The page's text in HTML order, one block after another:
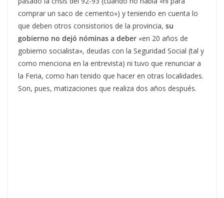
comprar un saco de cemento») y teniendo en cuenta lo
que deben otros consistorios de la provincia, su
gobierno no dejó nóminas a deber «en 20 años de
gobierno socialista», deudas con la Seguridad Social (tal y
como menciona en la entrevista) ni tuvo que renunciar a
la Feria, como han tenido que hacer en otras localidades.
Son, pues, matizaciones que realiza dos años después.